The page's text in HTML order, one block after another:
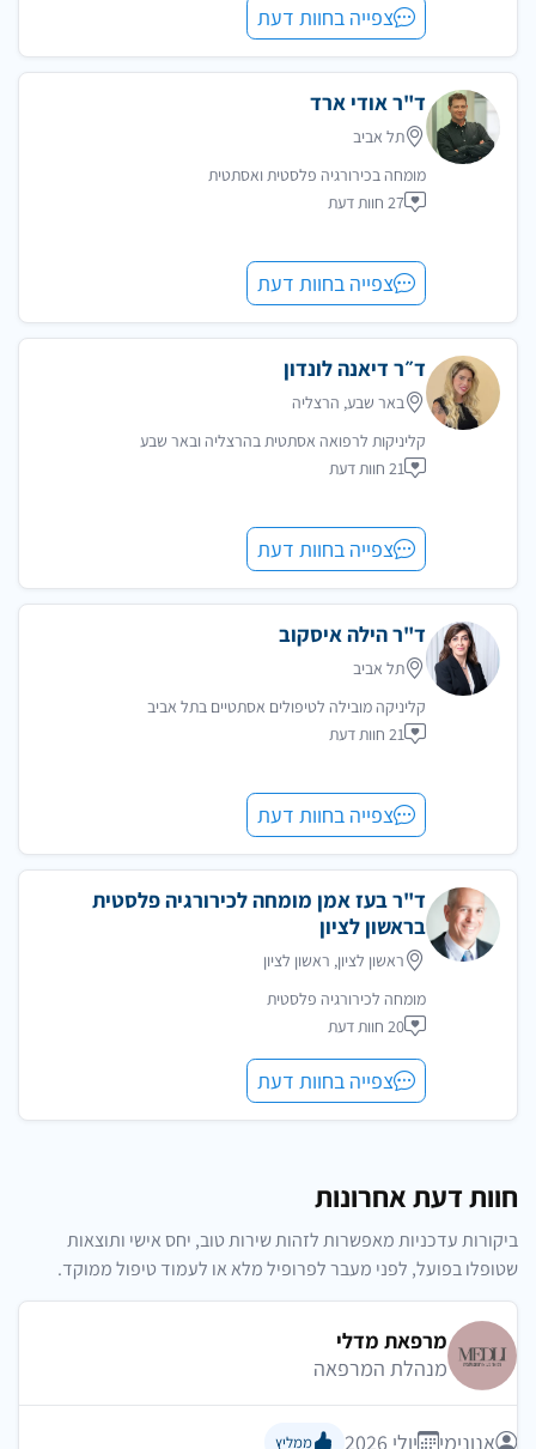
צפייה בחוות דעת
ד"ר אודי ארד
תל אביב
מומחה בכירורגיה פלסטית ואסתטית
27 חוות דעת
צפייה בחוות דעת
ד״ר דיאנה לונדון
באר שבע, הרצליה
קליניקות לרפואה אסתטית בהרצליה ובאר שבע
21 חוות דעת
צפייה בחוות דעת
ד"ר הילה איסקוב
תל אביב
קליניקה מובילה לטיפולים אסתטיים בתל אביב
21 חוות דעת
צפייה בחוות דעת
ד"ר בעז אמן מומחה לכירורגיה פלסטית
בראשון לציון
ראשון לציון, ראשון לציון
מומחה לכירורגיה פלסטית
20 חוות דעת
צפייה בחוות דעת
חוות דעת אחרונות
ביקורות עדכניות מאפשרות לזהות שירות טוב, יחס אישי ותוצאות
שטופלו בפועל, לפני מעבר לפרופיל מלא או לעמוד טיפול ממוקד.
מרפאת מדלי
מנהלת המרפאה
אנונימי יולי 2026 ממליץ